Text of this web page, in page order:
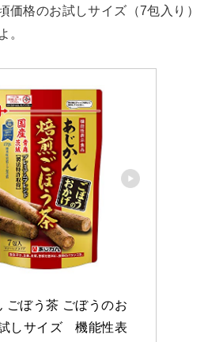
価格のお試しサイズ（7包入り）
。
ごぼう茶 ごぼうのお
しサイズ　機能性表